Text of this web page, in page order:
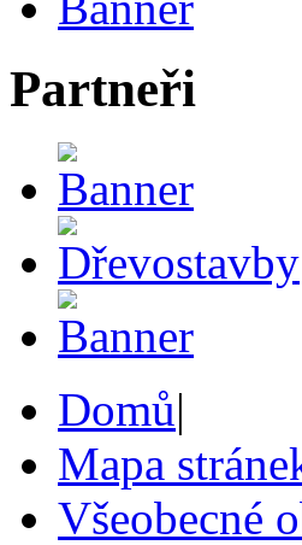
Partneři
Domů|
Mapa
Všeobecné